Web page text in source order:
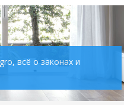
всё о законах и